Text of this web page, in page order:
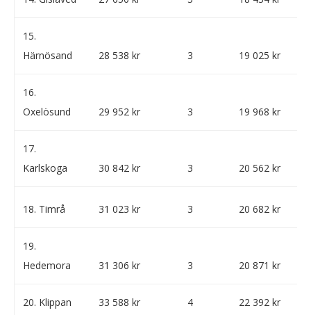
15.
Härnösand
28 538 kr 3 19 025 kr
16.
Oxelösund
29 952 kr 3 19 968 kr
17.
Karlskoga
30 842 kr 3 20 562 kr
18. Timrå 31 023 kr 3 20 682 kr
19.
Hedemora
31 306 kr 3 20 871 kr
20. Klippan 33 588 kr 4 22 392 kr